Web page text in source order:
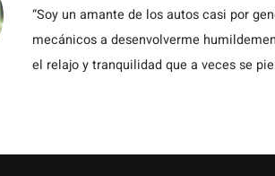
“Soy un amante de los autos casi por
mecánicos a desenvolverme
el relajo y tranquilidad que a veces se